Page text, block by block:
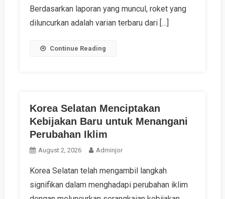
Berdasarkan laporan yang muncul, roket yang
diluncurkan adalah varian terbaru dari […]
Continue Reading
Korea Selatan Menciptakan
Kebijakan Baru untuk Menangani
Perubahan Iklim
August 2, 2026 Adminjor
Korea Selatan telah mengambil langkah
signifikan dalam menghadapi perubahan iklim